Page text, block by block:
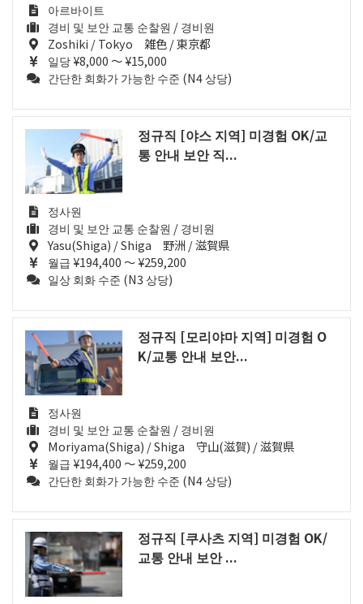
아르바이트
경비 및 보안 교통 순찰원 / 경비원
Zoshiki / Tokyo 雑色 / 東京都
일당 ¥8,000 ～ ¥15,000
간단한 회화가 가능한 수준 (N4 상당)
정규직 [야스 지역] 미경험 OK/교
통 안내 보안 직...
정사원
경비 및 보안 교통 순찰원 / 경비원
Yasu(Shiga) / Shiga 野洲 / 滋賀県
월급 ¥194,400 ～ ¥259,200
일상 회화 수준 (N3 상당)
정규직 [모리야마 지역] 미경험 O
K/교통 안내 보안...
정사원
경비 및 보안 교통 순찰원 / 경비원
Moriyama(Shiga) / Shiga 守山(滋賀) / 滋賀県
월급 ¥194,400 ～ ¥259,200
간단한 회화가 가능한 수준 (N4 상당)
정규직 [쿠사츠 지역] 미경험 OK/
교통 안내 보안 ...